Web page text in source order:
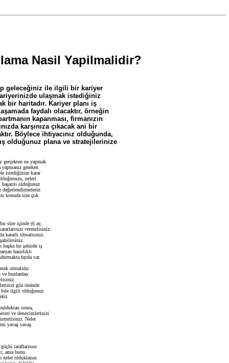
Nasil Yapilmalidir?
geleceğiniz ile ilgili bir kariyer
ulaşmak istediğiniz
bir haritadır. Kariyer planı iş
faydalı olacaktır, örneğin
kapanması, firmanızın
karşınıza çıkacak ani bir
Böylece ihtiyacınız olduğunda,
olduğunuz plana ve stratejilerinize
gerçekten ne yapmak
gereken
istediğinize karar
neleri
olduğunuz
değerlendirmelerin
konuda size çok
süre içinde (6 ay,
vermelisiniz.
kararlı olmalısınız.
başka bir şehirde iş
hazırlıklı
fayda var.
olmalıdır.
bunlardan
göz önünde
bile ilgili olduğunuz
sonra,
ve deneyimlerinizi
Neler
yavaş yavaş
taraflarınızı
ama bunu
olduklarını